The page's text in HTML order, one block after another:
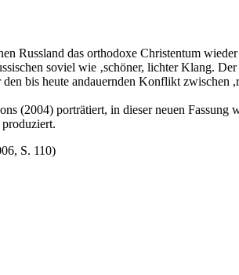
Russland das orthodoxe Christentum
soviel wie ‚schöner, lichter Klang.
bis heute andauernden Konflikt
(2004) porträtiert, in dieser neuen
S. 110)